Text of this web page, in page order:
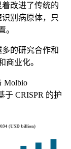
改进了传统的
别病原体，只
。
的研究合作和
商业化。
Molbio
于 CRISPR 的护